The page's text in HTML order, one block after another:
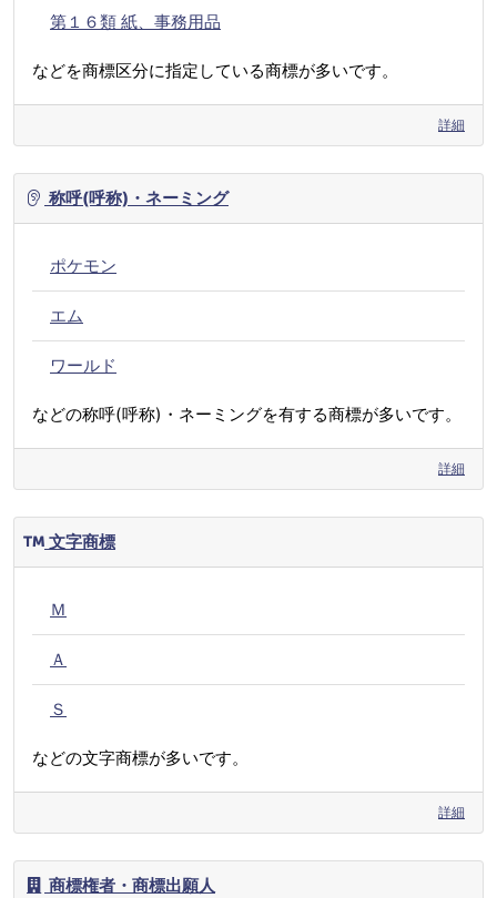
第１６類 紙、事務用品
などを商標区分に指定している商標が多いです。
詳細
称呼(呼称)・ネーミング
ポケモン
エム
ワールド
などの称呼(呼称)・ネーミングを有する商標が多いです。
詳細
文字商標
Ｍ
Ａ
Ｓ
などの文字商標が多いです。
詳細
商標権者・商標出願人